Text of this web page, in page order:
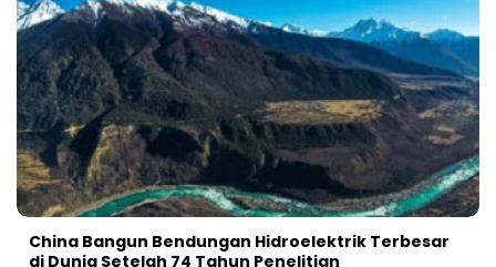
China Bangun Bendungan Hidroelektrik Terbesar
di Dunia Setelah 74 Tahun Penelitian